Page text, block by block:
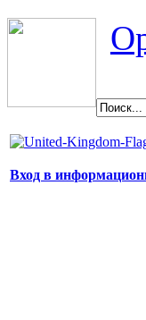
Вход в